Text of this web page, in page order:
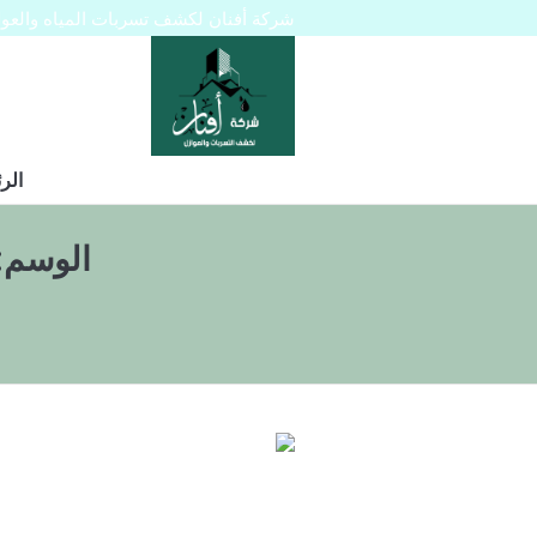
شركة أفنان لكشف تسربات المياه والعوازل